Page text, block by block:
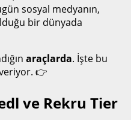
sosyal medyanın,
bir dünyada
araçlarda. İşte bu
👉
ve Rekru Tier